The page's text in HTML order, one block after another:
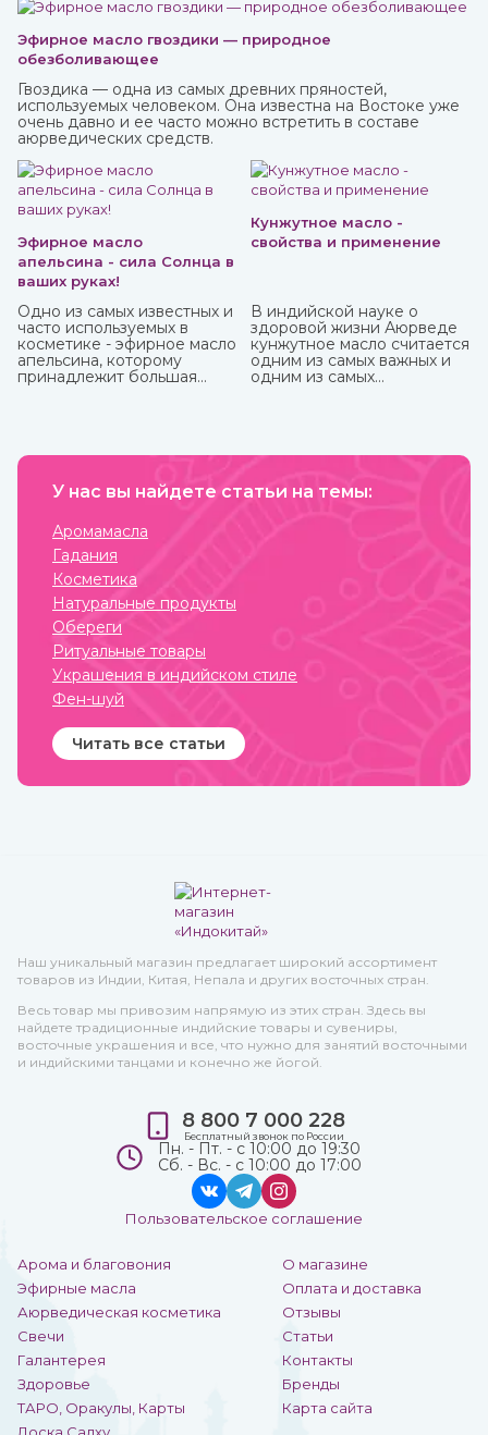
Эфирное масло гвоздики — природное
обезболивающее
Гвоздика — одна из самых древних пряностей,
используемых человеком. Она известна на Востоке уже
очень давно и ее часто можно встретить в составе
аюрведических средств.
Эфирное масло
апельсина - сила Солнца в
ваших руках!
Одно из самых известных и
часто используемых в
косметике - эфирное масло
апельсина, которому
принадлежит большая
получения. Это яркий,
который подарит вам
Кунжутное масло -
свойства и применение
В индийской науке о
здоровой жизни Аюрведе
кунжутное масло считается
одним из самых важных и
одним из самых
применения.
У нас вы найдете статьи на темы:
Аромамасла
Гадания
Косметика
Натуральные продукты
Обереги
Ритуальные товары
Украшения в индийском стиле
Фен-шуй
Читать все статьи
Наш уникальный магазин предлагает широкий ассортимент
товаров из Индии, Китая, Непала и других восточных стран.
Весь товар мы привозим напрямую из этих стран. Здесь вы
найдете традиционные индийские товары и сувениры,
восточные украшения и все, что нужно для занятий восточными
и индийскими танцами и конечно же йогой.
Арома и благовония
Эфирные масла
Аюрведическая косметика
Свечи
Галантерея
Здоровье
ТАРО, Оракулы, Карты
О магазине
Оплата и доставка
Отзывы
Статьи
Контакты
Бренды
Карта сайта
8 800 7 000 228
Бесплатный звонок по России
Пн. - Пт. - с 10:00 до 19:30
Сб. - Вс. - с 10:00 до 17:00
Пользовательское соглашение